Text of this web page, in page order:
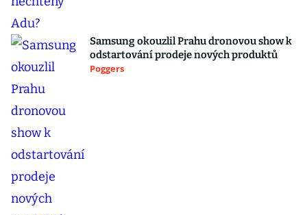
Samsung okouzlil Prahu dronovou show k
odstartování prodeje nových produktů
Poggers